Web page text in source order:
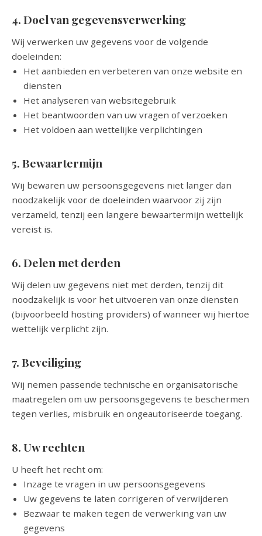
4. Doel van gegevensverwerking
Wij verwerken uw gegevens voor de volgende
doeleinden:
Het aanbieden en verbeteren van onze website en
diensten
Het analyseren van websitegebruik
Het beantwoorden van uw vragen of verzoeken
Het voldoen aan wettelijke verplichtingen
5. Bewaartermijn
Wij bewaren uw persoonsgegevens niet langer dan
noodzakelijk voor de doeleinden waarvoor zij zijn
verzameld, tenzij een langere bewaartermijn wettelijk
vereist is.
6. Delen met derden
Wij delen uw gegevens niet met derden, tenzij dit
noodzakelijk is voor het uitvoeren van onze diensten
(bijvoorbeeld hosting providers) of wanneer wij hiertoe
wettelijk verplicht zijn.
7. Beveiliging
Wij nemen passende technische en organisatorische
maatregelen om uw persoonsgegevens te beschermen
tegen verlies, misbruik en ongeautoriseerde toegang.
8. Uw rechten
U heeft het recht om:
Inzage te vragen in uw persoonsgegevens
Uw gegevens te laten corrigeren of verwijderen
Bezwaar te maken tegen de verwerking van uw
gegevens